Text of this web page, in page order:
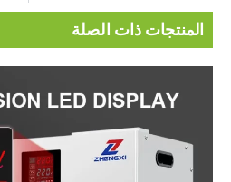
المنتجات ذات الصلة